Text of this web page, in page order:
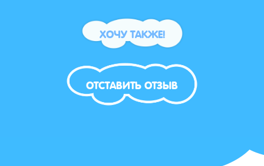
ХОЧУ ТАКЖЕ!
ОТСТАВИТЬ ОТЗЫВ